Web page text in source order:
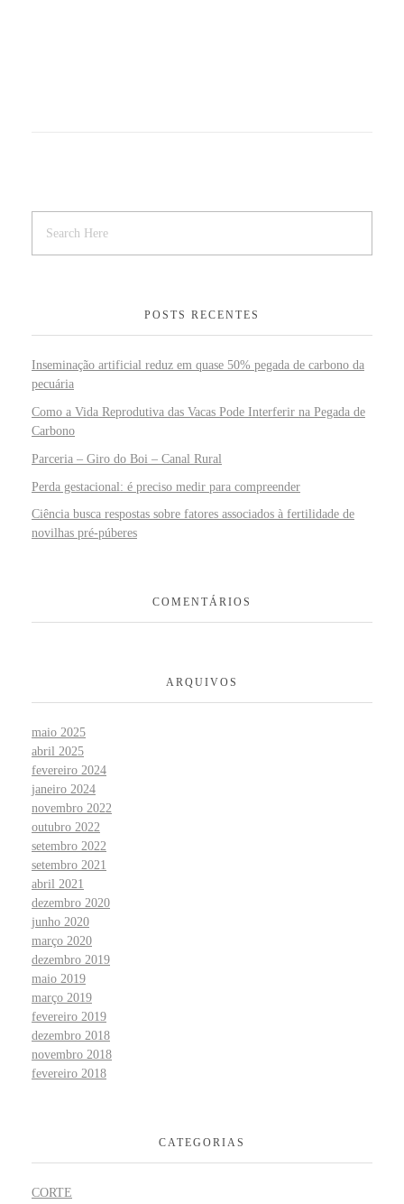
POSTS RECENTES
Inseminação artificial reduz em quase 50% pegada de carbono da
pecuária
Como a Vida Reprodutiva das Vacas Pode Interferir na Pegada de
Carbono
Parceria – Giro do Boi – Canal Rural
Perda gestacional: é preciso medir para compreender
Ciência busca respostas sobre fatores associados à fertilidade de
novilhas pré-púberes
COMENTÁRIOS
ARQUIVOS
maio 2025
abril 2025
fevereiro 2024
janeiro 2024
novembro 2022
outubro 2022
setembro 2022
setembro 2021
abril 2021
dezembro 2020
junho 2020
março 2020
dezembro 2019
maio 2019
março 2019
fevereiro 2019
dezembro 2018
novembro 2018
fevereiro 2018
CATEGORIAS
CORTE